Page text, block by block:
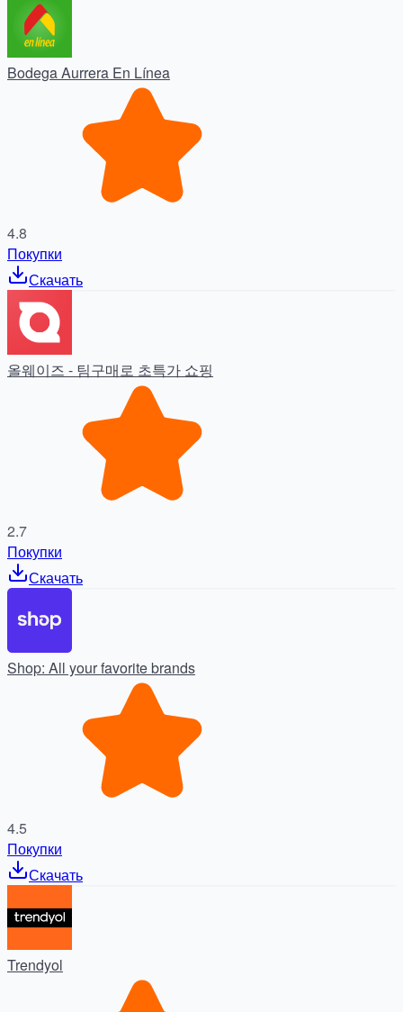
Bodega Aurrera En Línea
4.8
Покупки
Скачать
올웨이즈 - 팀구매로 초특가 쇼핑
2.7
Покупки
Скачать
Shop: All your favorite brands
4.5
Покупки
Скачать
Trendyol